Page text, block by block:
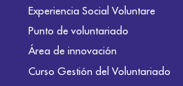
Experiencia Social Voluntare
Punto de voluntariado
Área de innovación
Curso Gestión del Voluntariado